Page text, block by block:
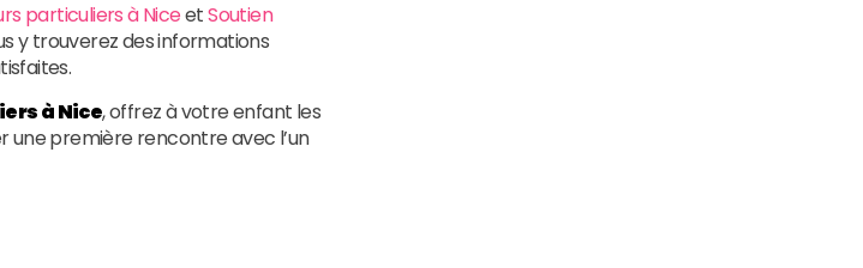
particuliers à NiceetSoutien
y trouverez des informations
à Nice, offrez à votre enfant les
une première rencontre avec l’un